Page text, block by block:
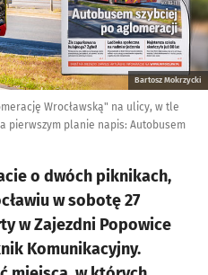
Bartosz Mokrzycki
Wrocławską" na ulicy, w tle
pierwszym planie napis: Autobusem
o dwóch piknikach,
w sobotę 27
w Zajezdni Popowice
Komunikacyjny.